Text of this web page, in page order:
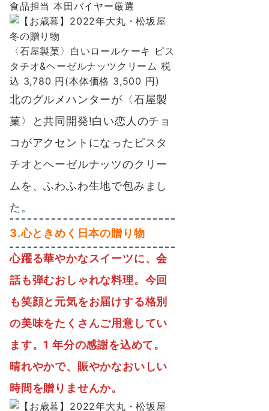
食品担当 本田バイヤー厳選
〈石屋製菓〉白いロールケーキ ピス
タチオ&ヘーゼルナッツクリーム 税
込 3,780 円(本体価格 3,500 円)
北のグルメハンターが〈石屋製
菓〉と共同開発!白い恋人のチョ
コがアクセントになったピスタ
チオとヘーゼルナッツのクリー
ムを、ふわふわ生地で包みまし
た。
3.心ときめく日本の贈り物
心躍る華やかなスイーツに、会
話も弾むおしゃれな料理。今回
も笑顔と元気をお届けする格別
の美味をたくさんご用意してい
ます。1 年分の感謝を込めて。
晴れやかで、賑やかなおいしい
時間を贈りませんか。